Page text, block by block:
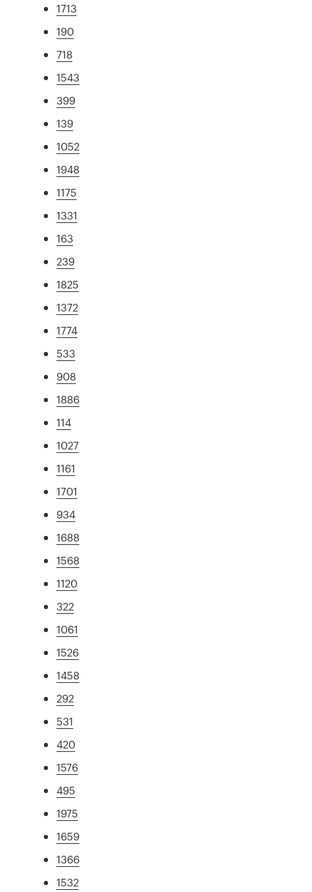
1713
190
718
1543
399
139
1052
1948
1175
1331
163
239
1825
1372
1774
533
908
1886
114
1027
1161
1701
934
1688
1568
1120
322
1061
1526
1458
292
531
420
1576
495
1975
1659
1366
1532